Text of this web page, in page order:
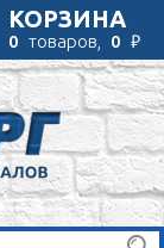
КОРЗИНА
0 товаров, 0 ₽